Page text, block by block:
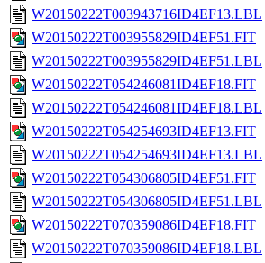
W20150222T003943716ID4EF13.LBL
W20150222T003955829ID4EF51.FIT
W20150222T003955829ID4EF51.LBL
W20150222T054246081ID4EF18.FIT
W20150222T054246081ID4EF18.LBL
W20150222T054254693ID4EF13.FIT
W20150222T054254693ID4EF13.LBL
W20150222T054306805ID4EF51.FIT
W20150222T054306805ID4EF51.LBL
W20150222T070359086ID4EF18.FIT
W20150222T070359086ID4EF18.LBL